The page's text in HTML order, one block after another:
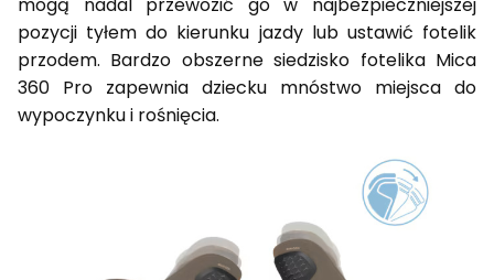
pozycji tyłem do kierunku jazdy lub ustawić fotelik
przodem. Bardzo obszerne siedzisko fotelika Mica
360 Pro zapewnia dziecku mnóstwo miejsca do
wypoczynku i rośnięcia.